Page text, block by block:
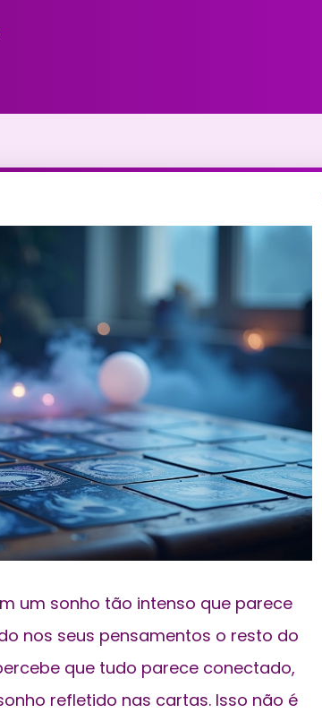
um sonho tão intenso que parece
nos seus pensamentos o resto do
que tudo parece conectado,
refletido nas cartas. Isso não é